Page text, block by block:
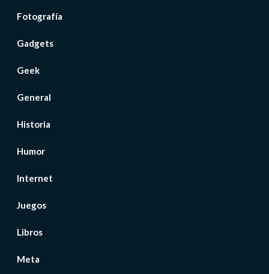
Fotografía
Gadgets
Geek
General
Historia
Humor
Internet
Juegos
Libros
Meta